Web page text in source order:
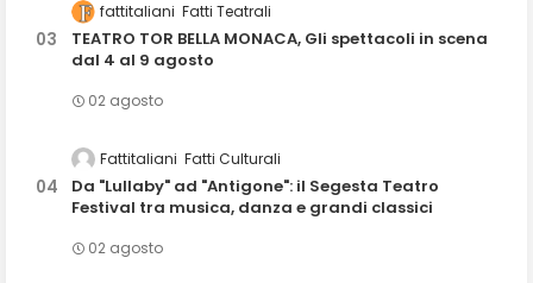
fattitaliani Fatti Teatrali
TEATRO TOR BELLA MONACA, Gli spettacoli in scena
dal 4 al 9 agosto
02 agosto
Fattitaliani Fatti Culturali
Da "Lullaby" ad "Antigone": il Segesta Teatro
Festival tra musica, danza e grandi classici
02 agosto